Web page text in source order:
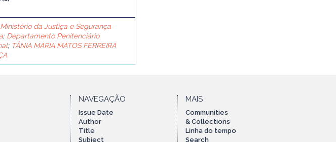
da Justiça e Segurança
; Departamento Penitenciário
; TÂNIA MARIA MATOS FERREIRA
NAVEGAÇÃO
Issue Date
Author
Title
Subject
MAIS
Communities
& Collections
Linha do tempo
Search